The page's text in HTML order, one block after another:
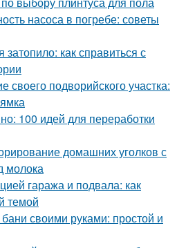
насоса в погребе: советы
как справиться с
своего подворийского участка:
100 идей для переработки
домашних уголков с
молока
гаража и подвала: как
темой
бани своими руками: простой и